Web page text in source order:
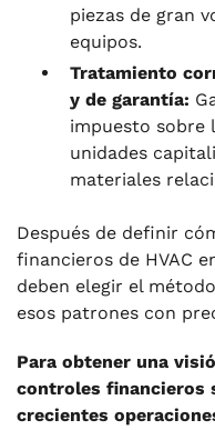
piezas de gran
equipos.
Tratamiento
y de garantía:
impuesto sobre
unidades
materiales
Después de definir
financieros de HVAC
deben elegir el
esos patrones con
Para obtener una
controles financieros
crecientes